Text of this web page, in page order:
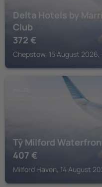
Delta Hotels by
Club
372 €
Chepstow, 15 August
Tŷ Milford
407 €
Milford Haven, 14 August